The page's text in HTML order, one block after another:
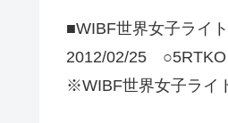
■WIBF世界女子ライ
2012/02/25
※WIBF世界女子ライ